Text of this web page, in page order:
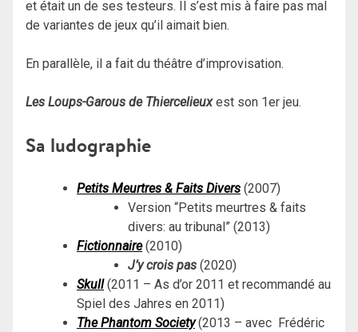
et était un de ses testeurs. Il s’est mis à faire pas mal
de variantes de jeux qu’il aimait bien.
En parallèle, il a fait du théâtre d’improvisation.
Les Loups-Garous de Thiercelieuxest son 1er jeu.
Sa ludographie
Petits Meurtres & Faits Divers (2007)
Version “Petits meurtres & faits
divers: au tribunal” (2013)
Fictionnaire(2010)
J’y crois pas (2020)
Skull(2011 – As d’or 2011 et recommandé au
Spiel des Jahres en 2011)
The Phantom Society(2013 – avec Frédéric